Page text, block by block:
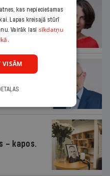
– kapos.
kas nepieciešamas
Lapas kreisajā stūrī
Vairāk lasi sīkdatņu
VISĀM